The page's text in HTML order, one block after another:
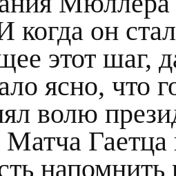
когда он
этот шаг,
ясно, что
волю
Матча Гаетца
напомнить